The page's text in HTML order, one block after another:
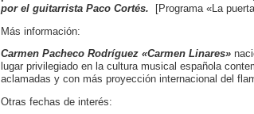
por el guitarrista Paco Cortés. [Programa «La
Más información:
Carmen Pacheco Rodríguez «Carmen Linares»
lugar privilegiado en la cultura musical española
aclamadas y con más proyección internacional del
Otras fechas de interés: